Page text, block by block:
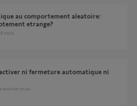
etrange?
6 mois
a environ un an